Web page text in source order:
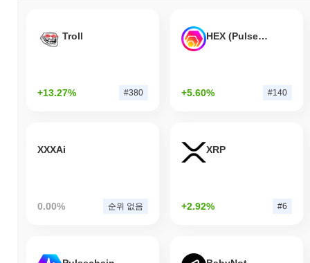
Troll
+13.27% #380
HEX (Pulsechain)
+5.60% #140
XXXAi
0.00% 순위 없음
XRP
+2.92% #6